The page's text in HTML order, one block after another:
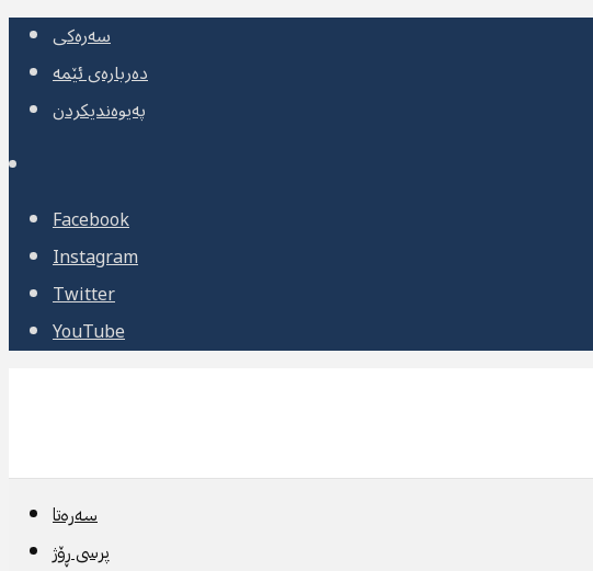
سەرەکی
دەربارەی ئێمە
پەیوەندیکردن
Facebook
Instagram
Twitter
YouTube
سەرەتا
پرسی ڕۆژ